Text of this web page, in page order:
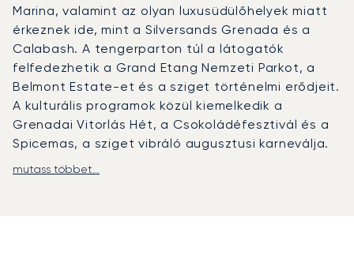
Marina, valamint az olyan luxusüdülőhelyek miatt
érkeznek ide, mint a Silversands Grenada és a
Calabash. A tengerparton túl a látogatók
felfedezhetik a Grand Etang Nemzeti Parkot, a
Belmont Estate-et és a sziget történelmi erődjeit.
A kulturális programok közül kiemelkedik a
Grenadai Vitorlás Hét, a Csokoládéfesztivál és a
Spicemas, a sziget vibráló augusztusi karneválja.
A LunaJets privát repülőutakat szervez a
mutass többet...